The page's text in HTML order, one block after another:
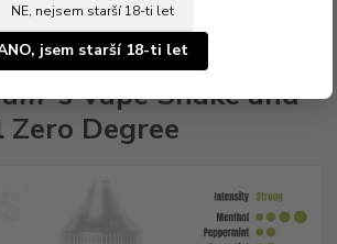
NE, nejsem starší 18-ti let
jsem starší 18-ti let
Vape 10ml Zero Degree
Vape Shake and
Degree